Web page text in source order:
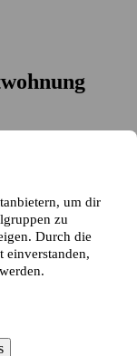
um dir
zu
Durch die
einverstanden,